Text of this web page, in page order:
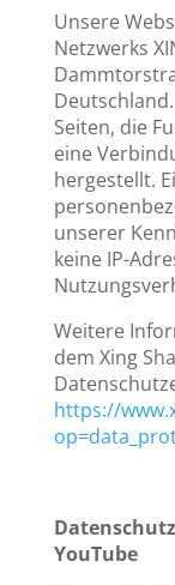
Unsere
Netzwerks
Seiten, die
eine
hergestellt.
unserer
keine IP-
Weitere
dem Xing
https://
YouTube